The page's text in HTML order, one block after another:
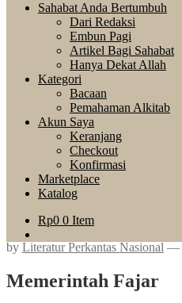
Sahabat Anda Bertumbuh
Dari Redaksi
Embun Pagi
Artikel Bagi Sahabat
Hanya Dekat Allah
Kategori
Bacaan
Pemahaman Alkitab
Akun Saya
Keranjang
Checkout
Konfirmasi
Marketplace
Katalog
Rp0 0 Item
by Literatur Perkantas Nasional —
Memerintah Fajar